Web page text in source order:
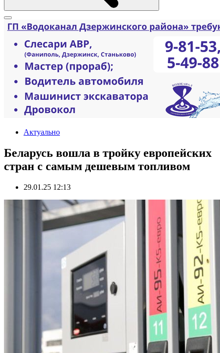
Актуально
Беларусь вошла в тройку европейских
стран с самым дешевым топливом
29.01.25 12:13